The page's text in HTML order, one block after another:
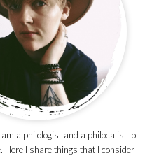
a philologist and a philocalist to
Here I share things that I consider